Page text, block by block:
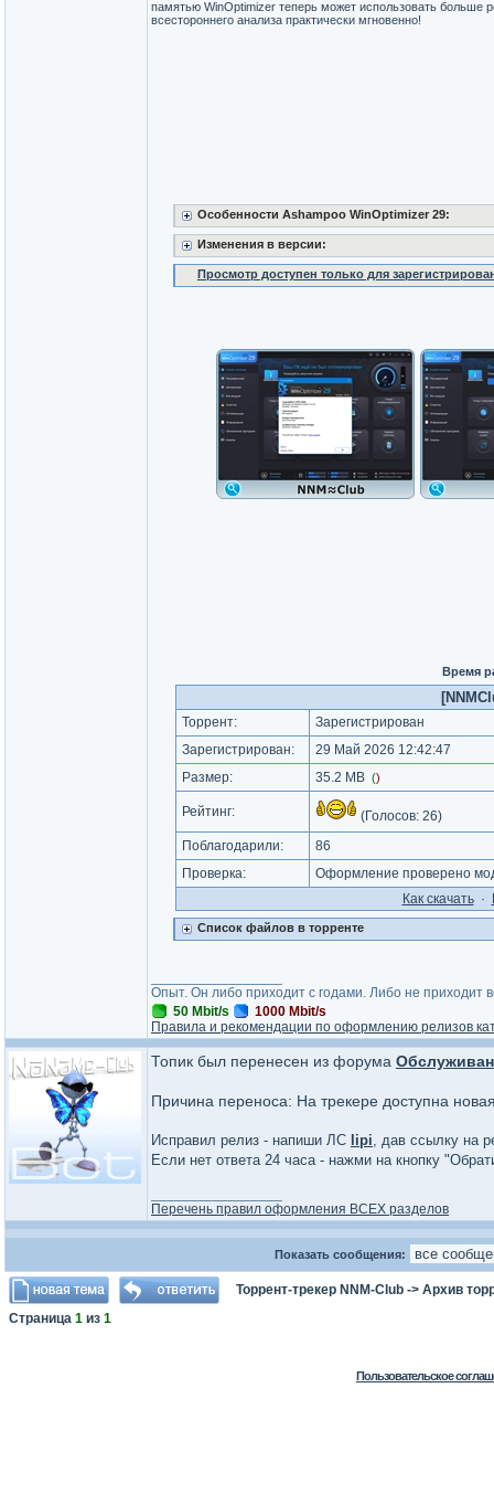
памятью WinOptimizer теперь может использовать больше
всестороннего анализа практически мгновенно!
Особенности Ashampoo WinOptimizer 29:
Изменения в версии:
Просмотр доступен только для
Время
Торрент:
Зарегистрирован
Зарегистрирован:
29 Май 2026 12:42:47
Размер:
35.2 MB ()
Рейтинг: (Голосов: 26)
Поблагодарили:
86
Проверка:
Оформление проверено
Как cкачать·
Список файлов в торренте
Опыт. Он либо приходит с годами. Либо не приходит
50 Mbit/s
1000 Mbit/s
Правила и рекомендации по оформлению релизов
Топик был перенесен из форума
Причина переноса: На трекере доступна
Исправил релиз - напиши ЛС lipi, дав ссылку на
Если нет ответа 24 часа - нажми на кнопку
Перечень правил оформления ВСЕХ разделов
Показать сообщения:
Торрент-трекер NNM-Club -> Архив
Страница 1 из 1
Пользовательское